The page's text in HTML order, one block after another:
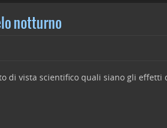
notturno
di vista scientifico quali siano gli